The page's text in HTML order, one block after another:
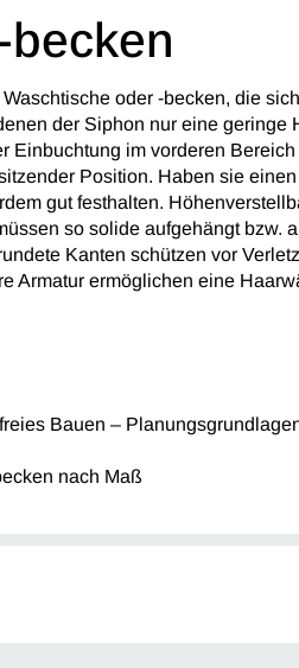
oder -becken, die
der Siphon nur eine geringe
Einbuchtung im vorderen
Position. Haben sie
gut festhalten.
so solide aufgehängt bzw.
Kanten schützen vor
Armatur ermöglichen eine
Bauen –
nach Maß